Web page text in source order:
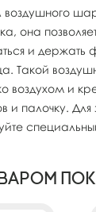
она
и держать
Такой
воздухом и
и палочку.